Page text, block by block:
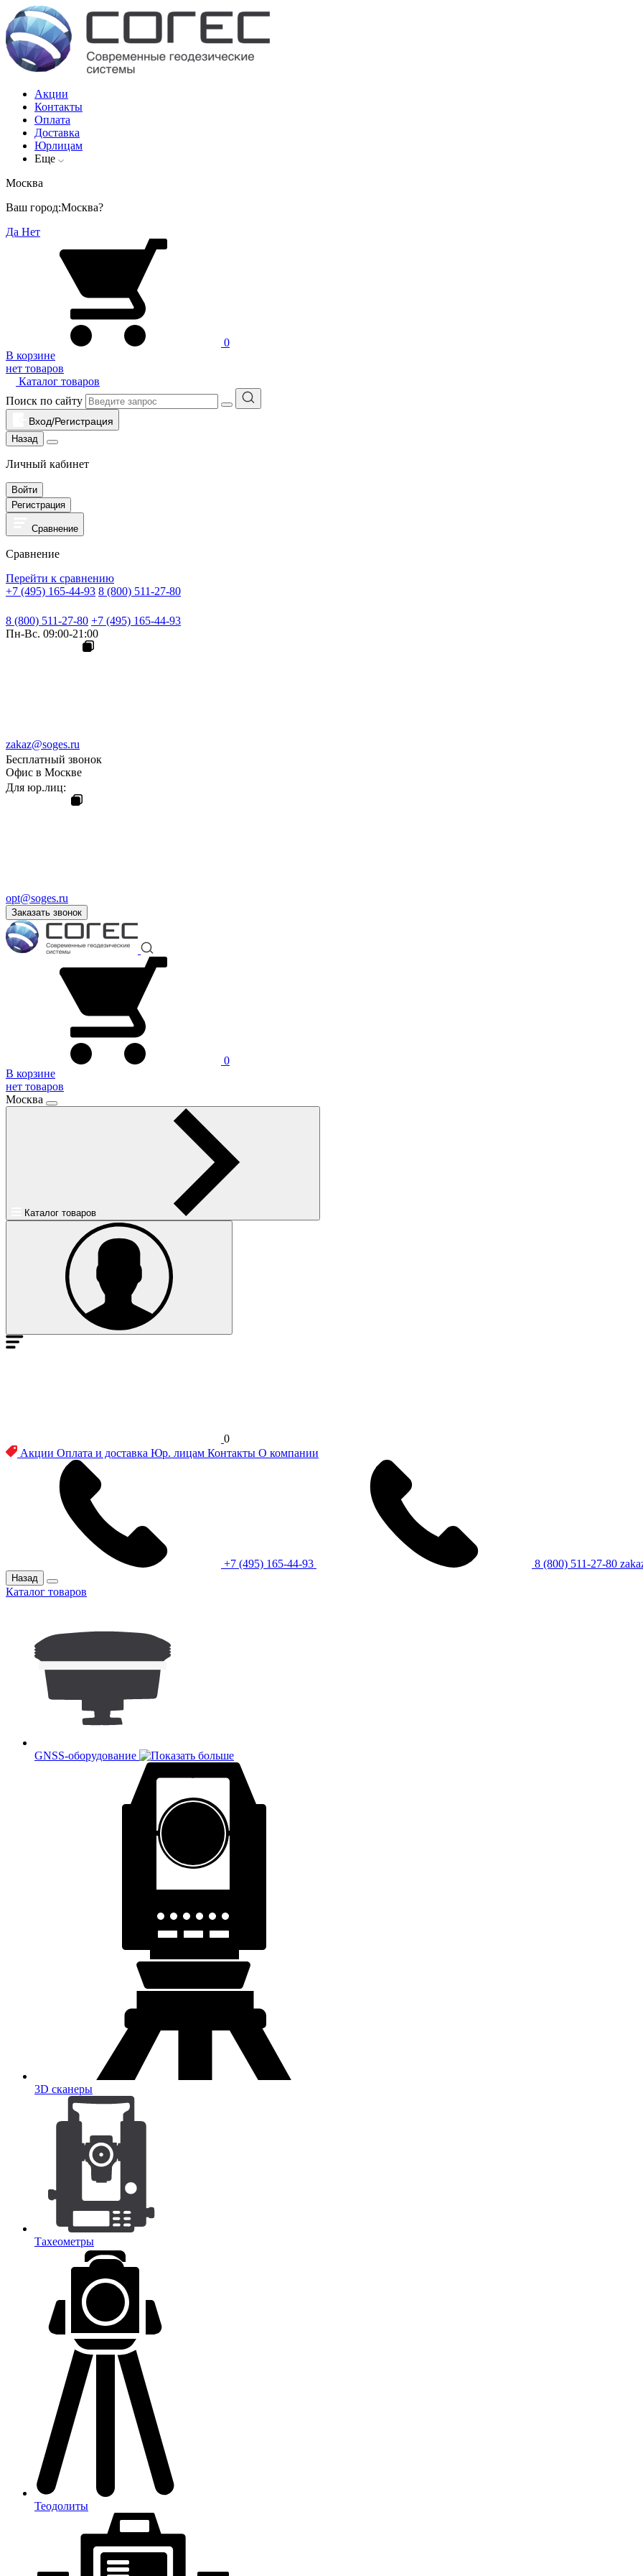
Акции
Контакты
Оплата
Доставка
Юрлицам
Еще
Москва
Ваш город:Москва?
Да Нет
0
В корзине
нет товаров
Каталог товаров
Поиск по сайту
Вход/Регистрация
Назад
Личный кабинет
Войти
Регистрация
Сравнение
Сравнение
Перейти к сравнению
+7 (495) 165-44-93 8 (800) 511-27-80
8 (800) 511-27-80 +7 (495) 165-44-93
Пн-Вс. 09:00-21:00
zakaz@soges.ru
Бесплатный звонок
Офис в Москве
Для юр.лиц:
opt@soges.ru
Заказать звонок
0
В корзине
нет товаров
Москва
Каталог товаров
0
Акции Оплата и доставка Юр. лицам Контакты О компании
+7 (495) 165-44-93 8 (800) 511-27-80
Назад
Каталог товаров
GNSS-оборудование
3D сканеры
Тахеометры
Теодолиты